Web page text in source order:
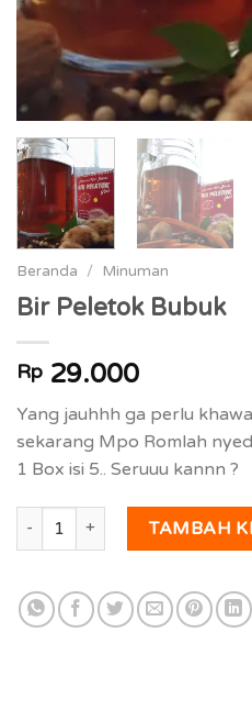
Beranda / Minuman
Bir Peletok Bubuk
Rp 29.000
Yang jauhhh ga perlu
sekarang Mpo Romlah
1 Box isi 5.. Seruuu kannn ?
Kuantitas Bir Peletok Bubuk
TAMBAH